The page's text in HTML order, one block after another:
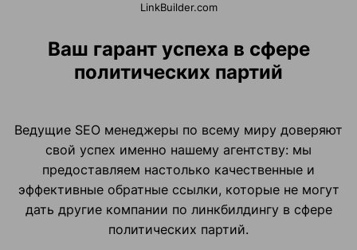
LinkBuilder.com
Ваш гарант успеха в сфере
политических партий
Ведущие SEO менеджеры по всему миру доверяют
свой успех именно нашему агентству: мы
предоставляем настолько качественные и
эффективные обратные ссылки, которые не могут
дать другие компании по линкбилдингу в сфере
политических партий.